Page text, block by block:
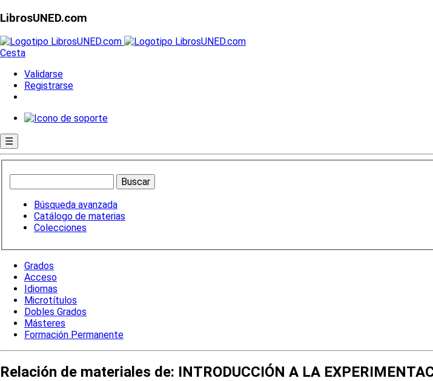
LibrosUNED.com
Cesta
Validarse
Registrarse
☰
Búsqueda avanzada
Catálogo de materias
Colecciones
Grados
Acceso
Idiomas
Microtítulos
Dobles Grados
Másteres
Formación Permanente
Relación de materiales de: INTRODUCCIÓN A LA